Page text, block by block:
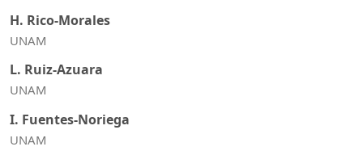
H. Rico-Morales
UNAM
L. Ruiz-Azuara
UNAM
I. Fuentes-Noriega
UNAM